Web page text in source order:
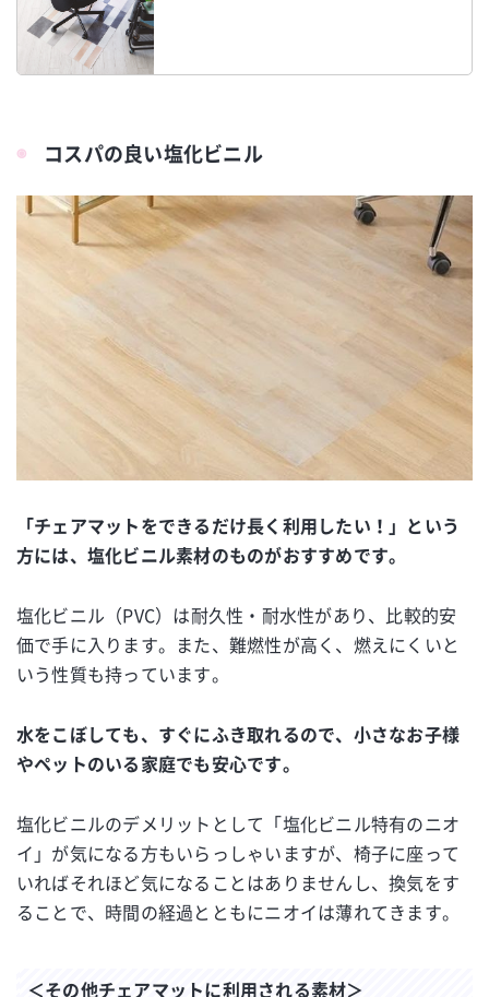
コスパの良い塩化ビニル
「チェアマットをできるだけ長く利用したい！」という
方には、塩化ビニル素材のものがおすすめです。
塩化ビニル（PVC）は耐久性・耐水性があり、比較的安
価で手に入ります。また、難燃性が高く、燃えにくいと
いう性質も持っています。
水をこぼしても、すぐにふき取れるので、小さなお子様
やペットのいる家庭でも安心です。
塩化ビニルのデメリットとして「塩化ビニル特有のニオ
イ」が気になる方もいらっしゃいますが、椅子に座って
いればそれほど気になることはありませんし、換気をす
ることで、時間の経過とともにニオイは薄れてきます。
＜その他チェアマットに利用される素材＞